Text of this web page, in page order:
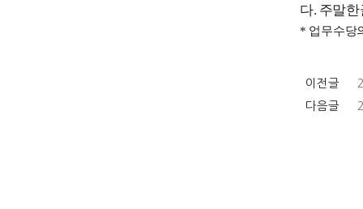
다. 주말
* 업무수당
이전글
다음글